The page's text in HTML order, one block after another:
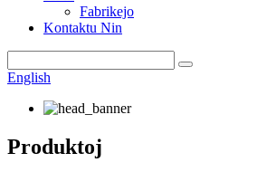
Fabrikejo
Kontaktu Nin
English
Produktoj